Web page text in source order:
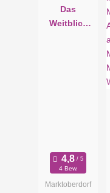
Das
Weitblick
4 Bew.
Marktoberdorf